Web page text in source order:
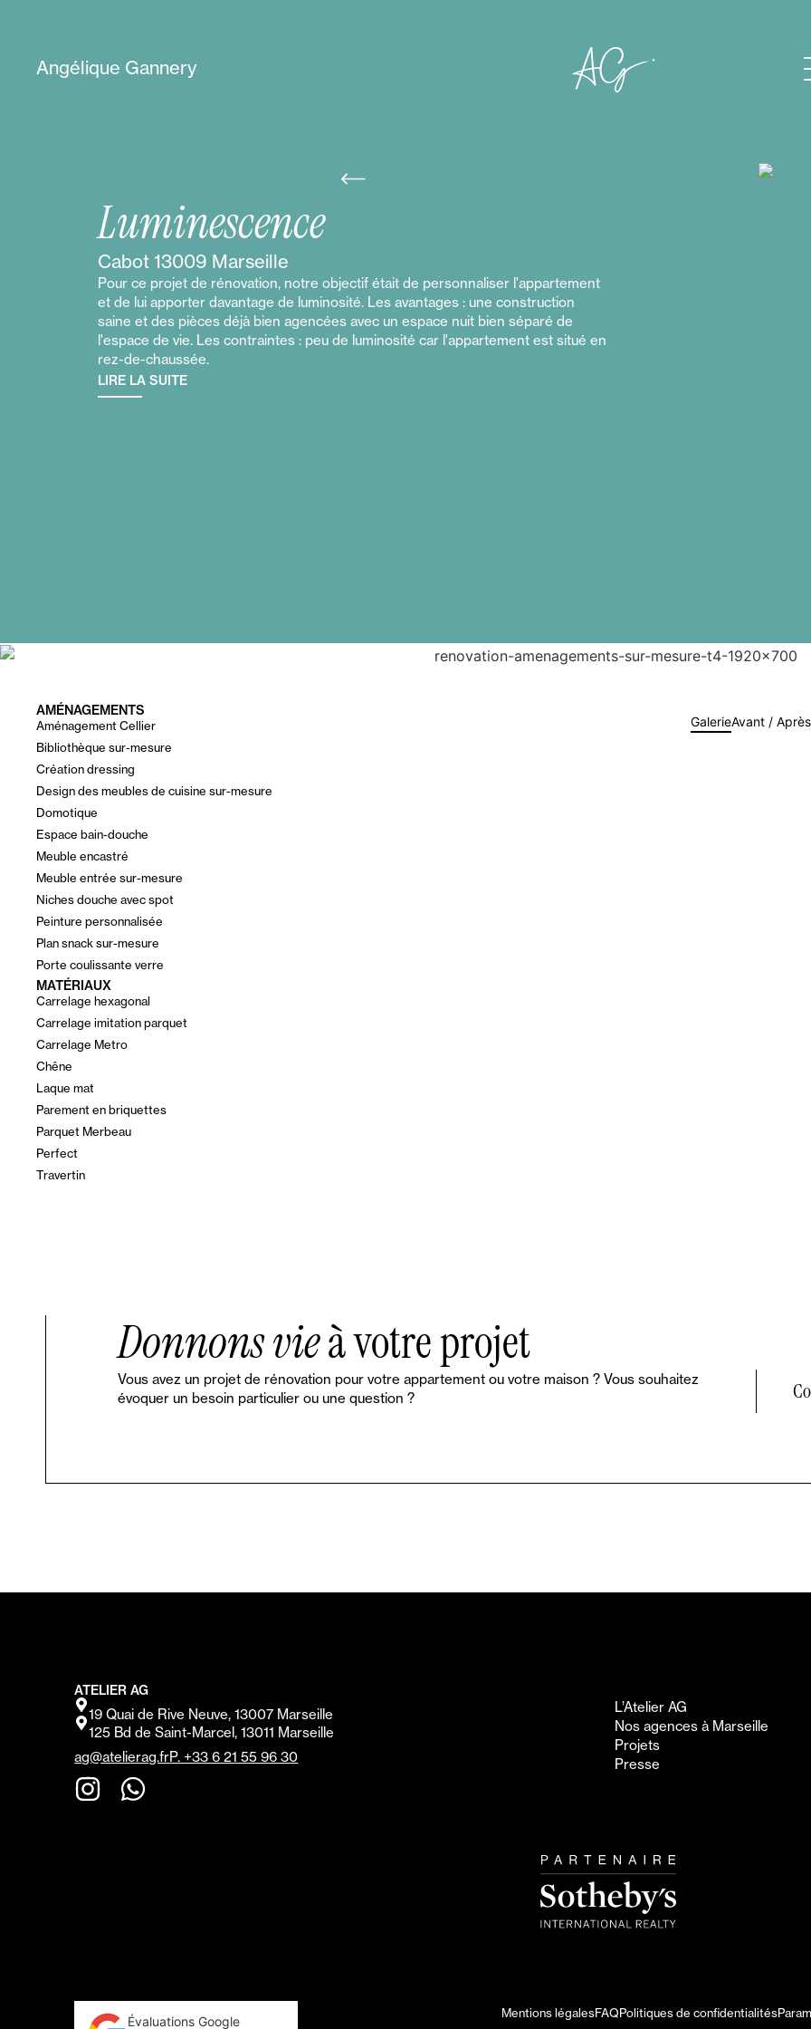
Angélique Gannery
Luminescence
Cabot 13009 Marseille
Pour ce projet de rénovation, notre objectif était de personnaliser l'appartement
et de lui apporter davantage de luminosité. Les avantages : une construction
saine et des pièces déjà bien agencées avec un espace nuit bien séparé de
l'espace de vie. Les contraintes : peu de luminosité car l'appartement est situé en
rez-de-chaussée.
LIRE LA SUITE
AMÉNAGEMENTS
Aménagement Cellier
Bibliothèque sur-mesure
Création dressing
Design des meubles de cuisine sur-mesure
Domotique
Espace bain-douche
Meuble encastré
Meuble entrée sur-mesure
Niches douche avec spot
Peinture personnalisée
Plan snack sur-mesure
Porte coulissante verre
MATÉRIAUX
Carrelage hexagonal
Carrelage imitation parquet
Carrelage Metro
Chêne
Laque mat
Parement en briquettes
Parquet Merbeau
Perfect
Travertin
GalerieAvant / Après
Donnons vieà votre projet
Vous avez un projet de rénovation pour votre appartement ou votre maison ? Vous souhaitez
évoquer un besoin particulier ou une question ?
ATELIER AG
19 Quai de Rive Neuve, 13007 Marseille
125 Bd de Saint-Marcel, 13011 Marseille
ag@atelierag.frP. +33 6 21 55 96 30
L’Atelier AG
Nos agences à Marseille
Projets
Presse
Évaluations Google
Mentions légalesFAQPolitiques de confidentialités